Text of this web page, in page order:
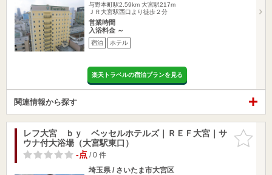
与野本町駅2.59km 大宮駅217m
ＪＲ大宮駅西口より徒歩２分
営業時間
入浴料金 ～
宿泊 ホテル
楽天トラベルの宿泊プランを見る
関連情報から探す
お気に入
りに追加
レフ大宮 ｂｙ ベッセルホテルズ｜ＲＥＦ大宮｜サ
ウナ付大浴場（大宮駅東口）
-点/ 0 件
埼玉県 / さいたま市大宮区